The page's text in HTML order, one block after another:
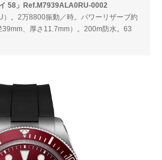
58」Ref.M7939ALA0RU-0002
）。2万8800振動／時。パワーリザーブ約
、厚さ11.7mm）。200m防水。63